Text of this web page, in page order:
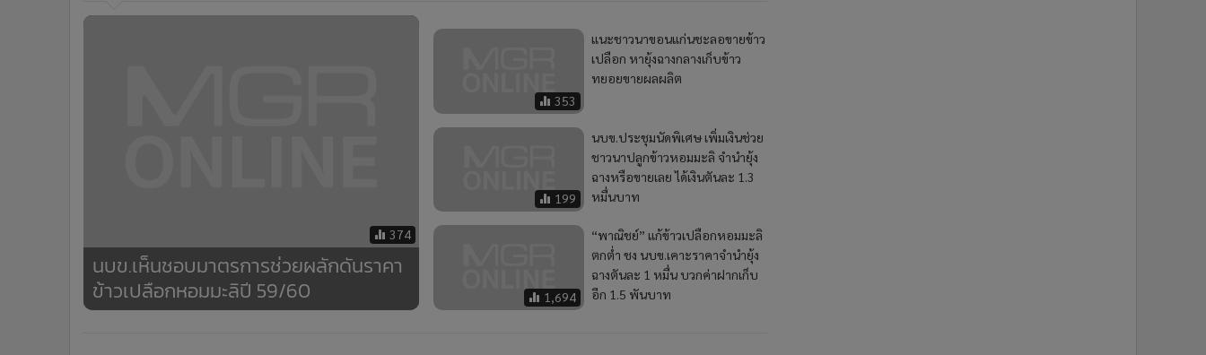
374
นบข.เห็นชอบมาตรการช่วยผลักดันราคา
ข้าวเปลือกหอมมะลิปี 59/60
353
แนะชาวนาขอนแก่นชะลอขายข้าว
เปลือก หายุ้งฉางกลางเก็บข้าว
ทยอยขายผลผลิต
199
นบข.ประชุมนัดพิเศษ เพิ่มเงินช่วย
ชาวนาปลูกข้าวหอมมะลิ จำนำยุ้ง
ฉางหรือขายเลย ได้เงินตันละ 1.3
หมื่นบาท
1,694
“พาณิชย์” แก้ข้าวเปลือกหอมมะลิ
ตกต่ำ ชง นบข.เคาะราคาจำนำยุ้ง
ฉางตันละ 1 หมื่น บวกค่าฝากเก็บ
อีก 1.5 พันบาท